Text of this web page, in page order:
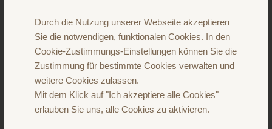
Durch die Nutzung unserer Webseite akzeptieren
Sie die notwendigen, funktionalen Cookies. In den
Cookie-Zustimmungs-Einstellungen können Sie die
Zustimmung für bestimmte Cookies verwalten und
weitere Cookies zulassen.
Mit dem Klick auf "Ich akzeptiere alle Cookies"
erlauben Sie uns, alle Cookies zu aktivieren.